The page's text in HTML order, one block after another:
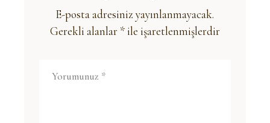
E-posta adresiniz yayınlanmayacak.
Gerekli alanlar *ile işaretlenmişlerdir